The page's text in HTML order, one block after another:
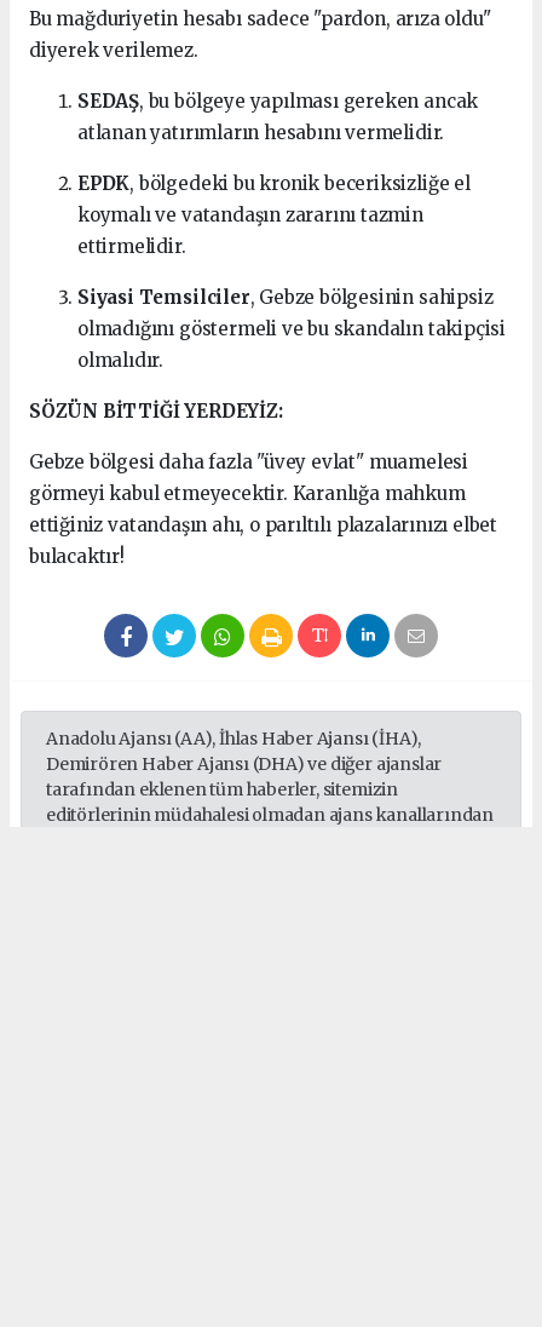
Bu mağduriyetin hesabı sadece "pardon, arıza oldu"
diyerek verilemez.
SEDAŞ, bu bölgeye yapılması gereken ancak
atlanan yatırımların hesabını vermelidir.
EPDK, bölgedeki bu kronik beceriksizliğe el
koymalı ve vatandaşın zararını tazmin
ettirmelidir.
Siyasi Temsilciler, Gebze bölgesinin sahipsiz
olmadığını göstermeli ve bu skandalın takipçisi
olmalıdır.
SÖZÜN BİTTİĞİ YERDEYİZ:
Gebze bölgesi daha fazla "üvey evlat" muamelesi
görmeyi kabul etmeyecektir. Karanlığa mahkum
ettiğiniz vatandaşın ahı, o parıltılı plazalarınızı elbet
bulacaktır!
Anadolu Ajansı (AA), İhlas Haber Ajansı (İHA),
Demirören Haber Ajansı (DHA) ve diğer ajanslar
tarafından eklenen tüm haberler, sitemizin
editörlerinin müdahalesi olmadan ajans kanallarından